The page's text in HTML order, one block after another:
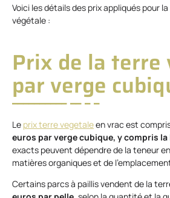
Voici les détails des prix appliqués pour
végétale :
Prix de la terre
par verge
Le prix terre vegetaleen vrac est
euros par verge cubique, y compris
exacts peuvent dépendre de la teneur
matières organiques et de
Certains parcs à paillis vendent de la